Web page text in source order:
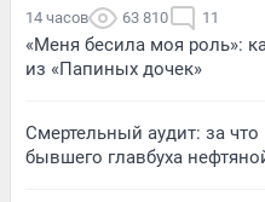
14 часов 63 810 11
«Меня бесила моя роль»:
из «Папиных дочек»
Смертельный аудит: за что
бывшего главбуха